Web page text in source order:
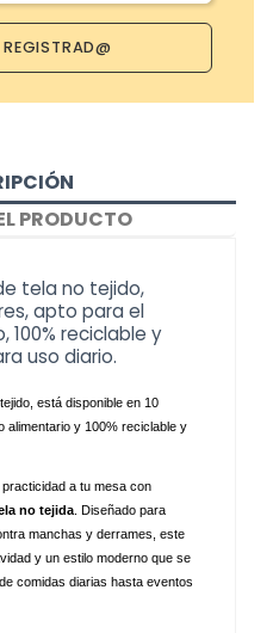
PRODUCTO
tela no tejido,
apto para el
reciclable y
uso diario.
está disponible en 10
alimentario y 100% reciclable y
a tu mesa con
no tejida . Diseñado para
manchas y derrames, este
y un estilo moderno que se
comidas diarias hasta eventos